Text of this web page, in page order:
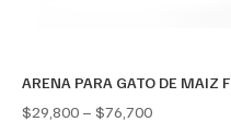
ARENA PARA GATO DE MAIZ
$29,800 – $76,700Price